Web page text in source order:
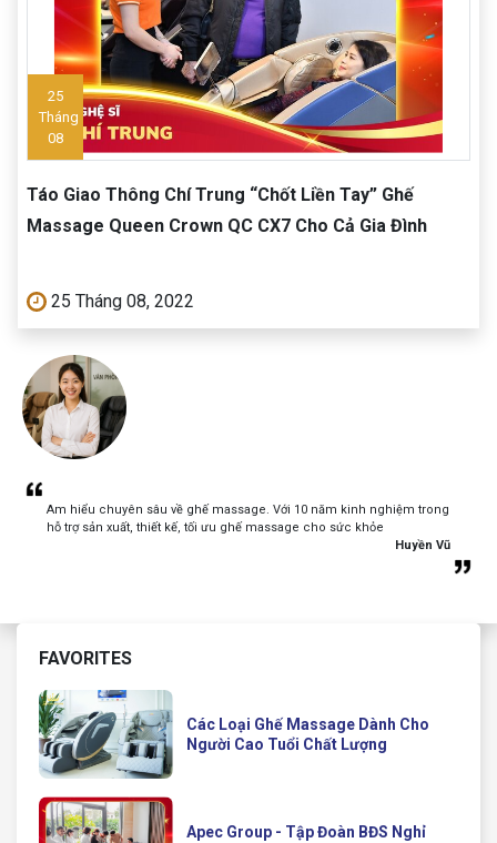
25
Tháng
08
Táo Giao Thông Chí Trung “Chốt Liền Tay” Ghế
Massage Queen Crown QC CX7 Cho Cả Gia Đình
25 Tháng 08, 2022
Am hiểu chuyên sâu về ghế massage. Với 10 năm kinh nghiệm trong
hỗ trợ sản xuất, thiết kế, tối ưu ghế massage cho sức khỏe
Huyền Vũ
FAVORITES
Các Loại Ghế Massage Dành Cho
Người Cao Tuổi Chất Lượng
Apec Group - Tập Đoàn BĐS Nghỉ